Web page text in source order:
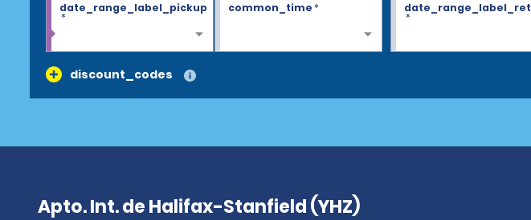
date_range_label_pickup
*
common_time*
*
discount_codes
Apto. Int. de Halifax-Stanfield (YHZ)